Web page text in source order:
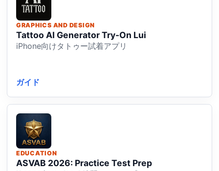
GRAPHICS AND DESIGN
Tattoo AI Generator Try-On Lui
iPhone向けタトゥー試着アプリ
ガイド
EDUCATION
ASVAB 2026: Practice Test Prep